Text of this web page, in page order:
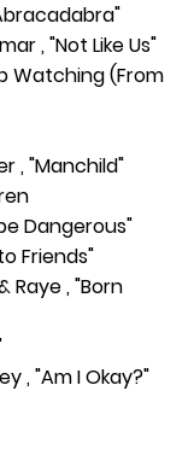
, "Not Like Us"
Watching (From
, "Manchild"
Dangerous"
Friends"
Raye , "Born
, "Am I Okay?"